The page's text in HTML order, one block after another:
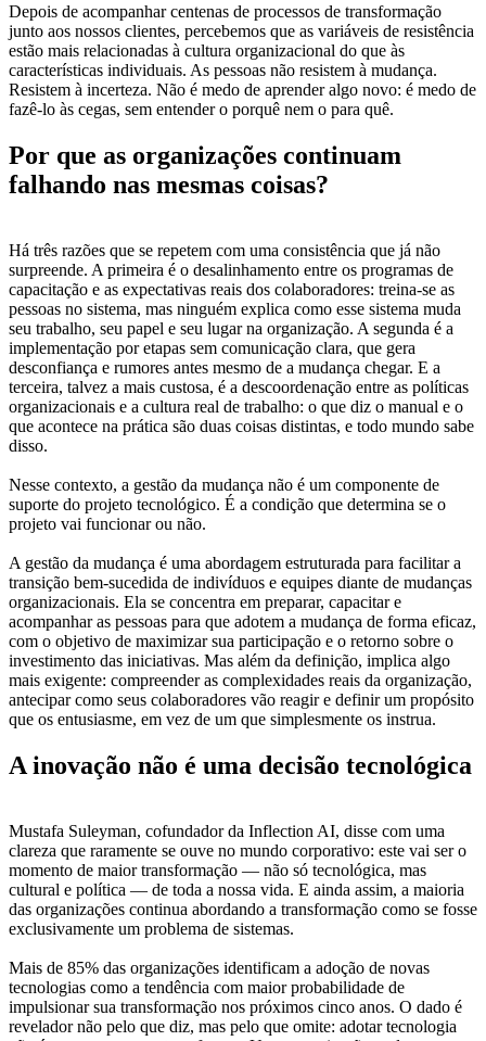
Depois de acompanhar centenas de processos de transformação
junto aos nossos clientes, percebemos que as variáveis de resistência
estão mais relacionadas à cultura organizacional do que às
características individuais. As pessoas não resistem à mudança.
Resistem à incerteza. Não é medo de aprender algo novo: é medo de
fazê-lo às cegas, sem entender o porquê nem o para quê.
Por que as organizações continuam
falhando nas mesmas coisas?
Há três razões que se repetem com uma consistência que já não
surpreende. A primeira é o desalinhamento entre os programas de
capacitação e as expectativas reais dos colaboradores: treina-se as
pessoas no sistema, mas ninguém explica como esse sistema muda
seu trabalho, seu papel e seu lugar na organização. A segunda é a
implementação por etapas sem comunicação clara, que gera
desconfiança e rumores antes mesmo de a mudança chegar. E a
terceira, talvez a mais custosa, é a descoordenação entre as políticas
organizacionais e a cultura real de trabalho: o que diz o manual e o
que acontece na prática são duas coisas distintas, e todo mundo sabe
disso.
Nesse contexto, a gestão da mudança não é um componente de
suporte do projeto tecnológico. É a condição que determina se o
projeto vai funcionar ou não.
A gestão da mudança é uma abordagem estruturada para facilitar a
transição bem-sucedida de indivíduos e equipes diante de mudanças
organizacionais. Ela se concentra em preparar, capacitar e
acompanhar as pessoas para que adotem a mudança de forma eficaz,
com o objetivo de maximizar sua participação e o retorno sobre o
investimento das iniciativas. Mas além da definição, implica algo
mais exigente: compreender as complexidades reais da organização,
antecipar como seus colaboradores vão reagir e definir um propósito
que os entusiasme, em vez de um que simplesmente os instrua.
A inovação não é uma decisão tecnológica
Mustafa Suleyman, cofundador da Inflection AI, disse com uma
clareza que raramente se ouve no mundo corporativo: este vai ser o
momento de maior transformação — não só tecnológica, mas
cultural e política — de toda a nossa vida. E ainda assim, a maioria
das organizações continua abordando a transformação como se fosse
exclusivamente um problema de sistemas.
Mais de 85% das organizações identificam a adoção de novas
tecnologias como a tendência com maior probabilidade de
impulsionar sua transformação nos próximos cinco anos. O dado é
revelador não pelo que diz, mas pelo que omite: adotar tecnologia